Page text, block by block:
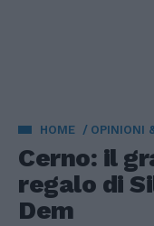
HOME OPINIONI
Cerno: il
regalo di
Dem